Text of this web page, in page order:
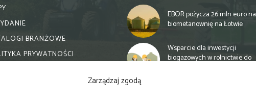
Zarządzaj zgodą
BRANŻOWE
PRYWATNOŚCI
EBOR pożycza 26 mln euro na
biometanownię na Łotwie
Wsparcie dla inwestycji
biogazowych w rolnictwie do